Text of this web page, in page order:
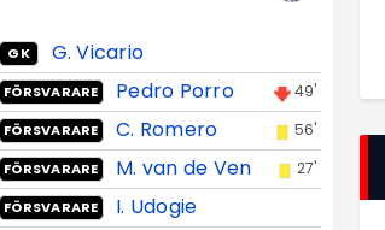
GK
G. Vicario
FÖRSVARARE Pedro Porro 49'
FÖRSVARARE C. Romero 56'
FÖRSVARARE M. van de Ven 27'
FÖRSVARARE
I. Udogie